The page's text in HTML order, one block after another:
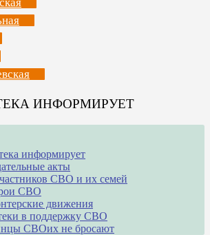
ИНФОРМИРУЕТ
информирует
акты
СВО и их семей
СВО
движения
в поддержку СВО
СВОих не бросают